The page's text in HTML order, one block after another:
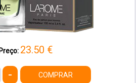
Preço: 23.50 €
- COMPRAR